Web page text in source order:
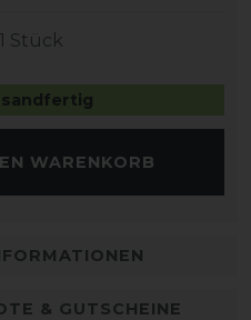
1 Stück
WARENKORB
& GUTSCHEINE